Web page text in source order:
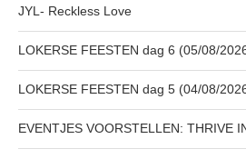
JYL- Reckless Love
LOKERSE FEESTEN dag 6 (05/08/
LOKERSE FEESTEN dag 5 (04/08/
EVENTJES VOORSTELLEN: THRIVE